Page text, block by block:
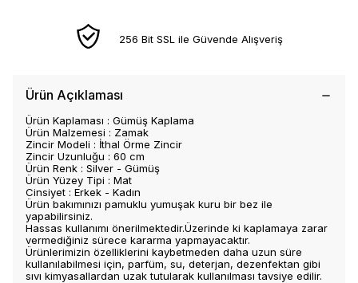
256 Bit SSL ile Güvende Alışveriş
Ürün Açıklaması
Ürün Kaplaması : Gümüş Kaplama
Ürün Malzemesi : Zamak
Zincir Modeli : İthal Örme Zincir
Zincir Uzunluğu : 60 cm
Ürün Renk : Silver - Gümüş
Ürün Yüzey Tipi : Mat
Cinsiyet : Erkek - Kadın
Ürün bakımınızı pamuklu yumuşak kuru bir bez ile
yapabilirsiniz.
Hassas kullanımı önerilmektedir.Üzerinde ki kaplamaya zarar
vermediğiniz sürece kararma yapmayacaktır.
Ürünlerimizin özelliklerini kaybetmeden daha uzun süre
kullanılabilmesi için, parfüm, su, deterjan, dezenfektan gibi
sıvı kimyasallardan uzak tutularak kullanılması tavsiye edilir.